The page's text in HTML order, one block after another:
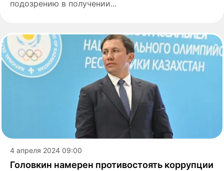
подозрению в получении...
4 апреля 2024 09:00
Головкин намерен противостоять коррупции